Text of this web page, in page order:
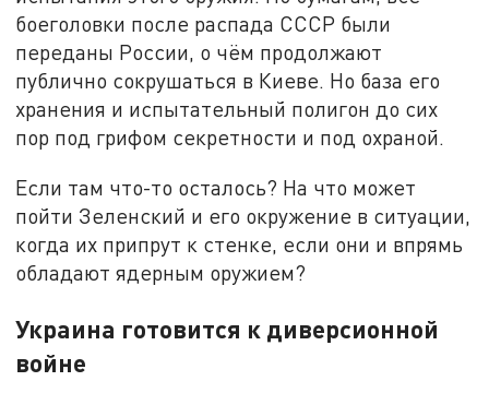
боеголовки после распада СССР были
переданы России, о чём продолжают
публично сокрушаться в Киеве. Но база его
хранения и испытательный полигон до сих
пор под грифом секретности и под охраной.
Если там что-то осталось? На что может
пойти Зеленский и его окружение в ситуации,
когда их припрут к стенке, если они и впрямь
обладают ядерным оружием?
Украина готовится к диверсионной
войне